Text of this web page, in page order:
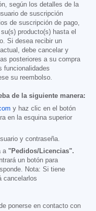
según los detalles de la
de suscripción
de suscripción de pago,
producto(s) hasta el
Si desea recibir un
debe cancelar y
posteriores a su compra
funcionalidades
su reembolso.
de la siguiente manera:
y haz clic en el botón
en la esquina superior
y contraseña.
a "Pedidos/Licencias".
un botón para
Nota: Si tiene
cancelarlos
ponerse en contacto con